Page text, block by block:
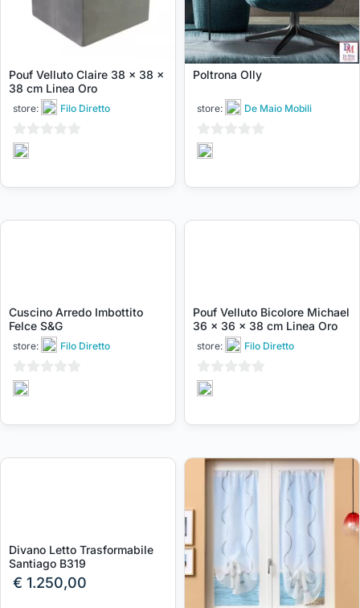
Pouf Velluto Claire 38 x 38 x
38 cm Linea Oro
store: Filo Diretto
0
5
Poltrona Olly
store: De Maio Mobili
0
5
Cuscino Arredo Imbottito
Felce S&G
store: Filo Diretto
0
5
Pouf Velluto Bicolore Michael
36 x 36 x 38 cm Linea Oro
store: Filo Diretto
0
5
Divano Letto Trasformabile
Santiago B319
€ 1.250,00